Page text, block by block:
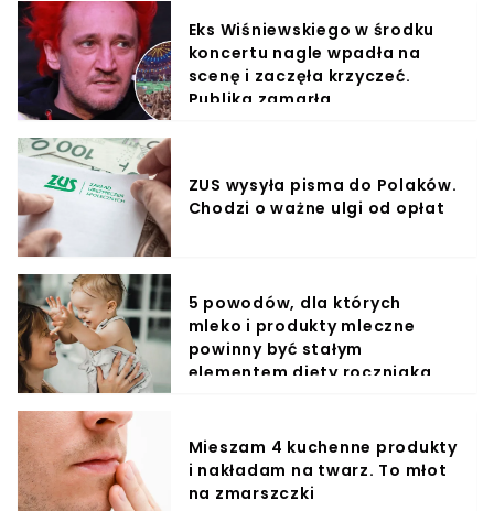
Eks Wiśniewskiego w środku
koncertu nagle wpadła na
scenę i zaczęła krzyczeć.
Publika zamarła
ZUS wysyła pisma do Polaków.
Chodzi o ważne ulgi od opłat
5 powodów, dla których
mleko i produkty mleczne
powinny być stałym
elementem diety roczniaka
Mieszam 4 kuchenne produkty
i nakładam na twarz. To młot
na zmarszczki